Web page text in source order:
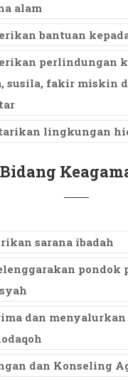
alam
bantuan
perlindungan
susila, fakir miskin
lingkungan
Bidang
sarana ibadah
pondok
dan
dan Konseling